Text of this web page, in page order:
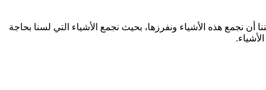
أن نجمع هذه الأشياء ونفرزها، بحيث نجمع الأشياء التي لسنا بحاجة